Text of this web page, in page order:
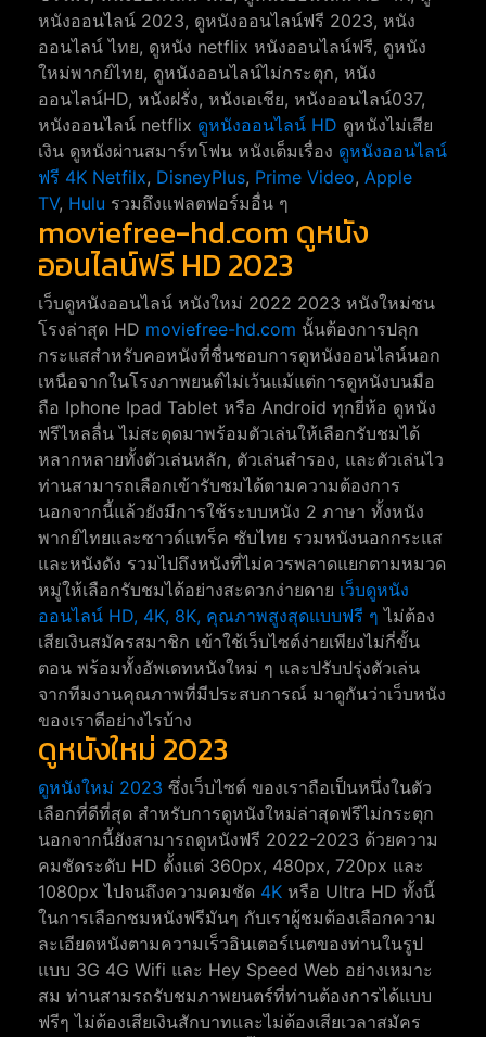
หนังออนไลน์ 2023, ดูหนังออนไลน์ฟรี 2023, หนัง
ออนไลน์ ไทย, ดูหนัง netflix หนังออนไลน์ฟรี, ดูหนัง
ใหม่พากย์ไทย, ดูหนังออนไลน์ไม่กระตุก, หนัง
ออนไลน์HD, หนังฝรั่ง, หนังเอเชีย, หนังออนไลน์037,
หนังออนไลน์ netflix ดูหนังออนไลน์ HD ดูหนังไม่เสีย
เงิน ดูหนังผ่านสมาร์ทโฟน หนังเต็มเรื่อง ดูหนังออนไลน์
ฟรี 4K Netfilx, DisneyPlus, Prime Video, Apple
TV, Hulu รวมถึงแฟลตฟอร์มอื่น ๆ
moviefree-hd.com ดูหนัง
ออนไลน์ฟรี HD 2023
เว็บดูหนังออนไลน์ หนังใหม่ 2022 2023 หนังใหม่ชน
โรงล่าสุด HD moviefree-hd.com นั้นต้องการปลุก
กระแสสำหรับคอหนังที่ชื่นชอบการดูหนังออนไลน์นอก
เหนือจากในโรงภาพยนต์ไม่เว้นแม้แต่การดูหนังบนมือ
ถือ Iphone Ipad Tablet หรือ Android ทุกยี่ห้อ ดูหนัง
ฟรีไหลลื่น ไม่สะดุดมาพร้อมตัวเล่นให้เลือกรับชมได้
หลากหลายทั้งตัวเล่นหลัก, ตัวเล่นสำรอง, และตัวเล่นไว
ท่านสามารถเลือกเข้ารับชมได้ตามความต้องการ
นอกจากนี้แล้วยังมีการใช้ระบบหนัง 2 ภาษา ทั้งหนัง
พากย์ไทยและซาวด์แทร็ค ซับไทย รวมหนังนอกกระแส
และหนังดัง รวมไปถึงหนังที่ไม่ควรพลาดแยกตามหมวด
หมู่ให้เลือกรับชมได้อย่างสะดวกง่ายดาย เว็บดูหนัง
ออนไลน์ HD, 4K, 8K, คุณภาพสูงสุดแบบฟรี ๆ ไม่ต้อง
เสียเงินสมัครสมาชิก เข้าใช้เว็บไซต์ง่ายเพียงไม่กี่ขั้น
ตอน พร้อมทั้งอัพเดทหนังใหม่ ๆ และปรับปรุ่งตัวเล่น
จากทีมงานคุณภาพที่มีประสบการณ์ มาดูกันว่าเว็บหนัง
ของเราดีอย่างไรบ้าง
ดูหนังใหม่ 2023
ดูหนังใหม่ 2023 ซึ่งเว็บไซต์ ของเราถือเป็นหนึ่งในตัว
เลือกที่ดีที่สุด สำหรับการดูหนังใหม่ล่าสุดฟรีไม่กระตุก
นอกจากนี้ยังสามารถดูหนังฟรี 2022-2023 ด้วยความ
คมชัดระดับ HD ตั้งแต่ 360px, 480px, 720px และ
1080px ไปจนถึงความคมชัด 4K หรือ Ultra HD ทั้งนี้
ในการเลือกชมหนังฟรีมันๆ กับเราผู้ชมต้องเลือกความ
ละเอียดหนังตามความเร็วอินเตอร์เนตของท่านในรูป
แบบ 3G 4G Wifi และ Hey Speed Web อย่างเหมาะ
สม ท่านสามรถรับชมภาพยนตร์ที่ท่านต้องการได้แบบ
ฟรีๆ ไม่ต้องเสียเงินสักบาทและไม่ต้องเสียเวลาสมัคร